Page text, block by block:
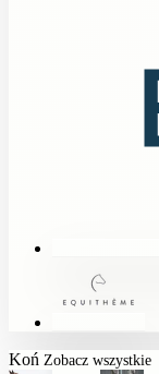
Koń Zobacz wszystkie